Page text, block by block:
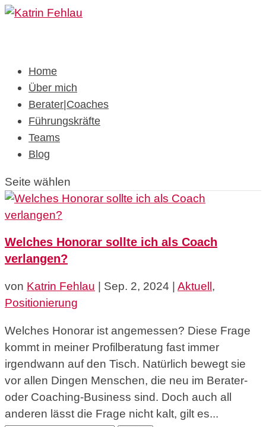
Home
Über mich
Berater|Coaches
Führungskräfte
Teams
Blog
Seite wählen
Welches Honorar sollte ich als Coach
verlangen?
von Katrin Fehlau | Sep. 2, 2024 | Aktuell,
Positionierung
Welches Honorar ist angemessen? Diese Frage
kommt in meiner Profilberatung fast immer
irgendwann auf den Tisch. Natürlich bewegt sie
vor allen Dingen Menschen, die neu im Berater-
oder Coaching-Business sind. Doch auch all
anderen lässt die Frage nicht kalt, gilt es...